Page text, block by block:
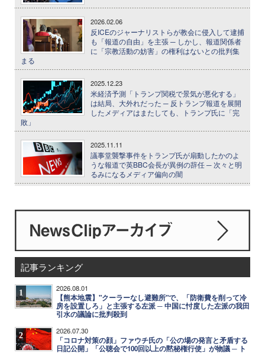
2026.02.06
反ICEのジャーナリストらが教会に侵入して逮捕
も「報道の自由」を主張 ─ しかし、報道関係者
に「宗教活動の妨害」の権利はないとの批判集
まる
2025.12.23
米経済予測「トランプ関税で景気が悪化する」
は結局、大外れだった ─ 反トランプ報道を展開
したメディアはまたしても、トランプ氏に「完
敗」
2025.11.11
議事堂襲撃事件をトランプ氏が扇動したかのよ
うな報道で英BBC会長が異例の辞任 ─ 次々と明
るみになるメディア偏向の闇
記事ランキング
1 2026.08.01
【熊本地震】"クーラーなし避難所"で、「防衛費を削って冷
房を設置しろ」と主張する左派 ─ 中国に忖度した左派の我田
引水の議論に批判殺到
2 2026.07.30
「コロナ対策の顔」ファウチ氏の「公の場の発言と矛盾する
日記公開」「公聴会で100回以上の黙秘権行使」が物議 ─ ト